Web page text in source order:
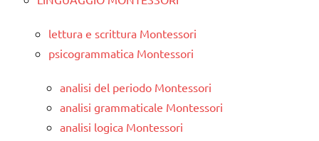
lettura e scrittura Montessori
psicogrammatica Montessori
analisi del periodo Montessori
analisi grammaticale Montessori
analisi logica Montessori